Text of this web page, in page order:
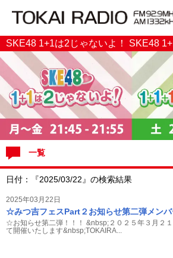
SKE48 1+1は2じゃないよ！ SKE48
一覧
日付：『2025/03/22』の検索結果
2025年03月22日
☆みつ吉フェスPart２お知らせ第二弾メンバ
☆お知らせ第二弾！！！ &nbsp;２０２５年３月２
て開催いたします&nbsp;TOKAIRA...